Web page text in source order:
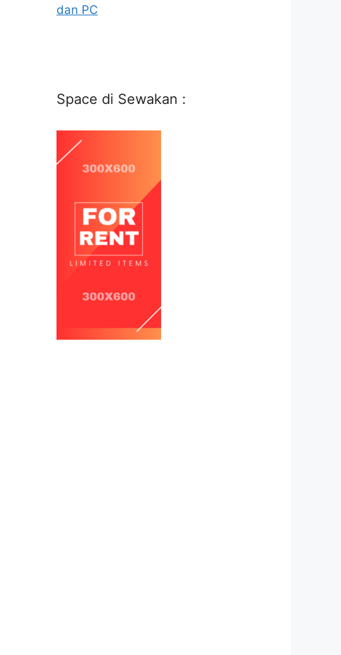
dan PC
Space di Sewakan :